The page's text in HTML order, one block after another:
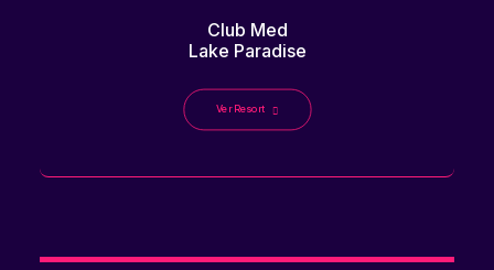
Club Med
Lake Paradise
Ver Resort